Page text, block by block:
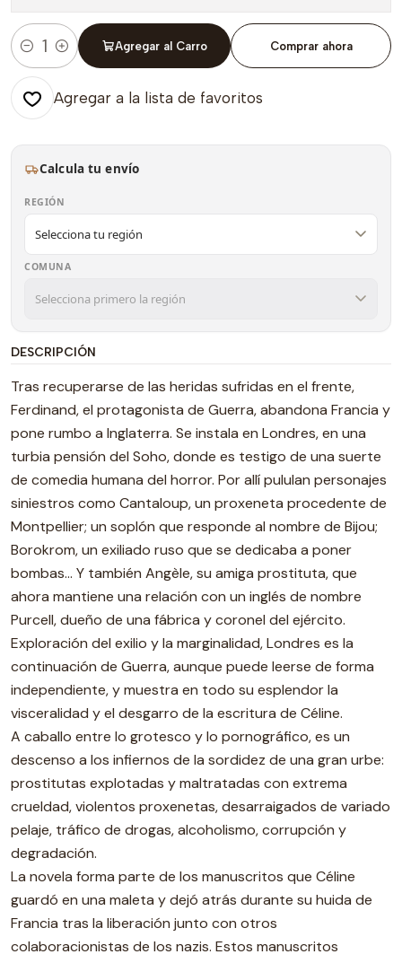
Cantidad
Agregar al Carro Comprar ahora
Agregar a la lista de favoritos
Calcula tu envío
REGIÓN
COMUNA
DESCRIPCIÓN
Tras recuperarse de las heridas sufridas en el frente,
Ferdinand, el protagonista de Guerra, abandona Francia y
pone rumbo a Inglaterra. Se instala en Londres, en una
turbia pensión del Soho, donde es testigo de una suerte
de comedia humana del horror. Por allí pululan personajes
siniestros como Cantaloup, un proxeneta procedente de
Montpellier; un soplón que responde al nombre de Bijou;
Borokrom, un exiliado ruso que se dedicaba a poner
bombas… Y también Angèle, su amiga prostituta, que
ahora mantiene una relación con un inglés de nombre
Purcell, dueño de una fábrica y coronel del ejército.
Exploración del exilio y la marginalidad, Londres es la
continuación de Guerra, aunque puede leerse de forma
independiente, y muestra en todo su esplendor la
visceralidad y el desgarro de la escritura de Céline.
A caballo entre lo grotesco y lo pornográfico, es un
descenso a los infiernos de la sordidez de una gran urbe:
prostitutas explotadas y maltratadas con extrema
crueldad, violentos proxenetas, desarraigados de variado
pelaje, tráfico de drogas, alcoholismo, corrupción y
degradación.
La novela forma parte de los manuscritos que Céline
guardó en una maleta y dejó atrás durante su huida de
Francia tras la liberación junto con otros
colaboracionistas de los nazis. Estos manuscritos